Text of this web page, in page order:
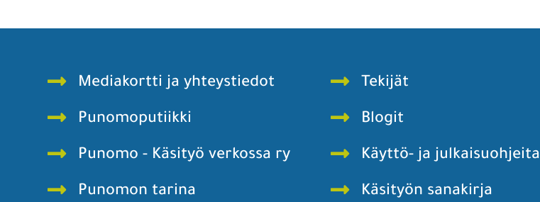
Mediakortti ja yhteystiedot
Punomoputiikki
Punomo - Käsityö verkossa ry
Punomon tarina
Tekijät
Blogit
Käyttö- ja julkaisuohjeita
Käsityön sanakirja